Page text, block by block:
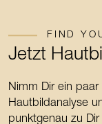
FIND
Jetzt
Nimm Dir ein
Hautbildanalyse
punktgenau zu Dir